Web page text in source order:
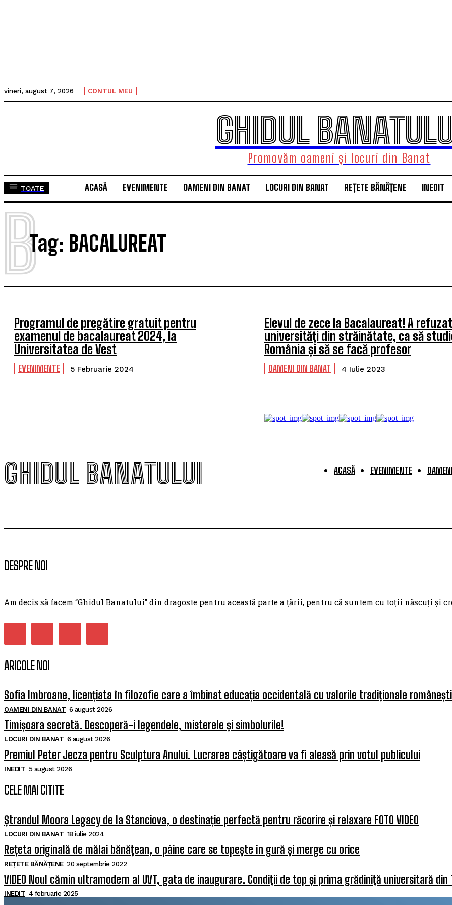
vineri, august 7, 2026 CONTUL MEU
GHIDUL
Promovăm oameni și locuri din Banat
TOATE ACASĂ EVENIMENTE OAMENI DIN BANAT LOCURI DIN BANAT REȚETE BĂNĂȚENE INEDIT
Tag: BACALUREAT
B
Programul de pregătire gratuit pentru
examenul de bacalaureat 2024, la
Universitatea de Vest
EVENIMENTE 5 Februarie 2024
Elevul de zece la Bacalaureat! A refuzat
universități din străinătate, ca să
România și să se facă profesor
OAMENI DIN BANAT 4 Iulie 2023
GHIDUL BANATULUI ACASĂ EVENIMENTE
DESPRE NOI
Am decis să facem “Ghidul Banatului” din dragoste pentru această parte a țării, pentru că suntem cu toții născuți și
ARICOLE NOI
Sofia Imbroane, licențiata în filozofie care a îmbinat educația occidentală cu valorile tradiționale românești
OAMENI DIN BANAT 6 august 2026
Timișoara secretă. Descoperă-i legendele, misterele și simbolurile!
LOCURI DIN BANAT 6 august 2026
Premiul Peter Jecza pentru Sculptura Anului. Lucrarea câștigătoare va fi aleasă prin votul publicului
INEDIT 5 august 2026
CELE MAI CITITE
Ștrandul Moora Legacy de la Stanciova, o destinație perfectă pentru răcorire și relaxare FOTO VIDEO
LOCURI DIN BANAT 18 iulie 2024
Rețeta originală de mălai bănățean, o pâine care se topește în gură și merge cu orice
REȚETE BĂNĂȚENE 20 septembrie 2022
VIDEO Noul cămin ultramodern al UVT, gata de inaugurare. Condiții de top și prima grădiniță universitară din
INEDIT 4 februarie 2025